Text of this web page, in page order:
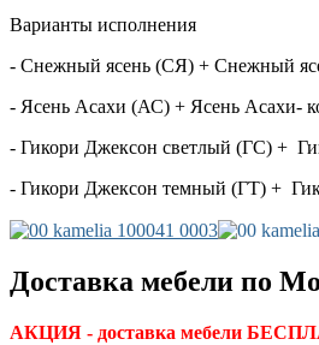
Варианты исполнения
- Снежный ясень (СЯ) + Снежный
- Ясень Асахи (АС) + Ясень Асахи-
- Гикори Джексон светлый (ГС) +
- Гикори Джексон темный (ГТ) +
Доставка мебели по
АКЦИЯ - доставка мебели